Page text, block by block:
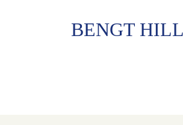
BENGT